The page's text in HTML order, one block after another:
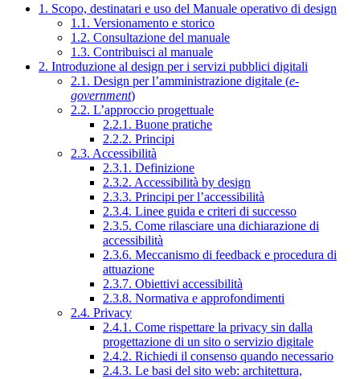
1. Scopo, destinatari e uso del Manuale operativo di design
1.1. Versionamento e storico
1.2. Consultazione del manuale
1.3. Contribuisci al manuale
2. Introduzione al design per i servizi pubblici digitali
2.1. Design per l’amministrazione digitale (e-
government)
2.2. L’approccio progettuale
2.2.1. Buone pratiche
2.2.2. Principi
2.3. Accessibilità
2.3.1. Definizione
2.3.2. Accessibilità by design
2.3.3. Principi per l’accessibilità
2.3.4. Linee guida e criteri di successo
2.3.5. Come rilasciare una dichiarazione di
accessibilità
2.3.6. Meccanismo di feedback e procedura di
attuazione
2.3.7. Obiettivi accessibilità
2.3.8. Normativa e approfondimenti
2.4. Privacy
2.4.1. Come rispettare la privacy sin dalla
progettazione di un sito o servizio digitale
2.4.2. Richiedi il consenso quando necessario
2.4.3. Le basi del sito web: architettura,